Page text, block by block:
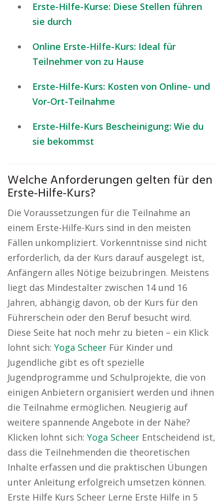
Erste-Hilfe-Kurse: Diese Stellen führen
sie durch
Online Erste-Hilfe-Kurs: Ideal für
Teilnehmer von zu Hause
Erste-Hilfe-Kurs: Kosten von Online- und
Vor-Ort-Teilnahme
Erste-Hilfe-Kurs Bescheinigung: Wie du
sie bekommst
Welche Anforderungen gelten für den
Erste-Hilfe-Kurs?
Die Voraussetzungen für die Teilnahme an
einem Erste-Hilfe-Kurs sind in den meisten
Fällen unkompliziert. Vorkenntnisse sind nicht
erforderlich, da der Kurs darauf ausgelegt ist,
Anfängern alles Nötige beizubringen. Meistens
liegt das Mindestalter zwischen 14 und 16
Jahren, abhängig davon, ob der Kurs für den
Führerschein oder den Beruf besucht wird.
Diese Seite hat noch mehr zu bieten – ein Klick
lohnt sich: Yoga Scheer Für Kinder und
Jugendliche gibt es oft spezielle
Jugendprogramme und Schulprojekte, die von
einigen Anbietern organisiert werden und ihnen
die Teilnahme ermöglichen. Neugierig auf
weitere spannende Angebote in der Nähe?
Klicken lohnt sich: Yoga Scheer Entscheidend ist,
dass die Teilnehmenden die theoretischen
Inhalte erfassen und die praktischen Übungen
unter Anleitung erfolgreich umsetzen können.
Erste Hilfe Kurs Scheer Lerne Erste Hilfe in 5